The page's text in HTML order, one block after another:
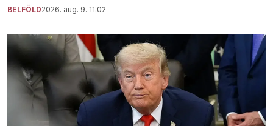
BELFÖLD2026. aug. 9. 11:02